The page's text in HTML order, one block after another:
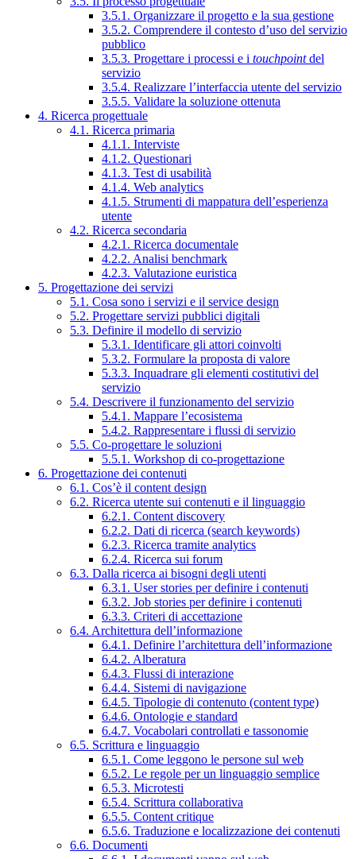
3.5.1. Organizzare il progetto e la sua gestione
3.5.2. Comprendere il contesto d’uso del servizio
pubblico
3.5.3. Progettare i processi e i touchpointdel
servizio
3.5.4. Realizzare l’interfaccia utente del servizio
3.5.5. Validare la soluzione ottenuta
4. Ricerca progettuale
4.1. Ricerca primaria
4.1.1. Interviste
4.1.2. Questionari
4.1.3. Test di usabilità
4.1.4. Web analytics
4.1.5. Strumenti di mappatura dell’esperienza
utente
4.2. Ricerca secondaria
4.2.1. Ricerca documentale
4.2.2. Analisi benchmark
4.2.3. Valutazione euristica
5. Progettazione dei servizi
5.1. Cosa sono i servizi e il service design
5.2. Progettare servizi pubblici digitali
5.3. Definire il modello di servizio
5.3.1. Identificare gli attori coinvolti
5.3.2. Formulare la proposta di valore
5.3.3. Inquadrare gli elementi costitutivi del
servizio
5.4. Descrivere il funzionamento del servizio
5.4.1. Mappare l’ecosistema
5.4.2. Rappresentare i flussi di servizio
5.5. Co-progettare le soluzioni
5.5.1. Workshop di co-progettazione
6. Progettazione dei contenuti
6.1. Cos’è il content design
6.2. Ricerca utente sui contenuti e il linguaggio
6.2.1. Content discovery
6.2.2. Dati di ricerca (search keywords)
6.2.3. Ricerca tramite analytics
6.2.4. Ricerca sui forum
6.3. Dalla ricerca ai bisogni degli utenti
6.3.1. User stories per definire i contenuti
6.3.2. Job stories per definire i contenuti
6.3.3. Criteri di accettazione
6.4. Architettura dell’informazione
6.4.1. Definire l’architettura dell’informazione
6.4.2. Alberatura
6.4.3. Flussi di interazione
6.4.4. Sistemi di navigazione
6.4.5. Tipologie di contenuto (content type)
6.4.6. Ontologie e standard
6.4.7. Vocabolari controllati e tassonomie
6.5. Scrittura e linguaggio
6.5.1. Come leggono le persone sul web
6.5.2. Le regole per un linguaggio semplice
6.5.3. Microtesti
6.5.4. Scrittura collaborativa
6.5.5. Content critique
6.5.6. Traduzione e localizzazione dei contenuti
6.6. Documenti